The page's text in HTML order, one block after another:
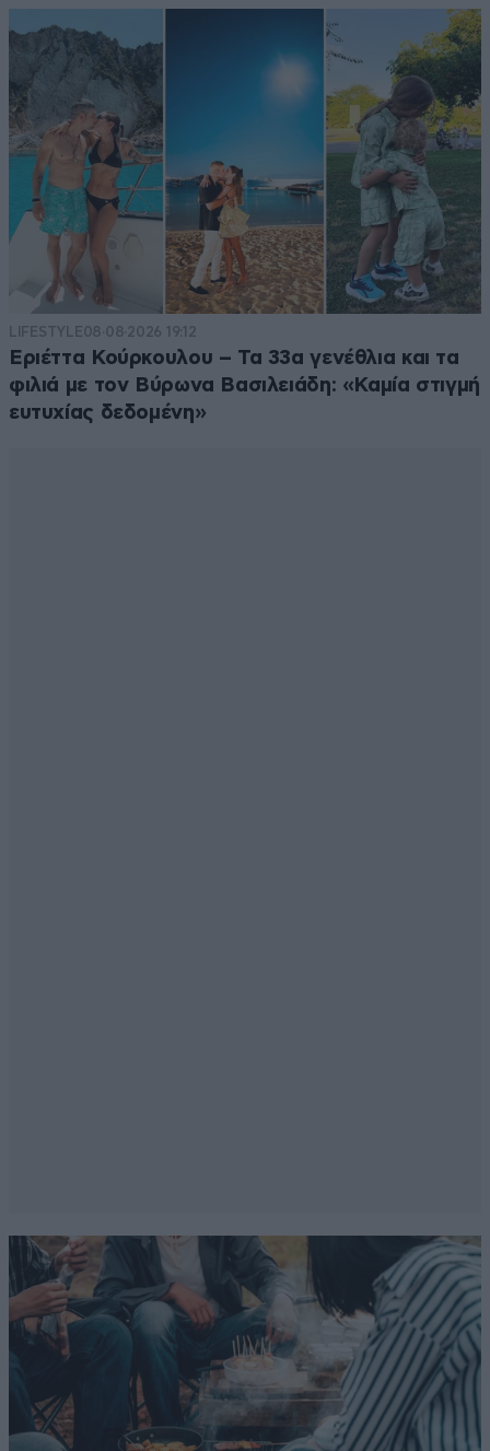
LIFESTYLE08·08·2026 19:12
Εριέττα Κούρκουλου – Τα 33α γενέθλια και τα
φιλιά με τον Βύρωνα Βασιλειάδη: «Καμία στιγμή
ευτυχίας δεδομένη»